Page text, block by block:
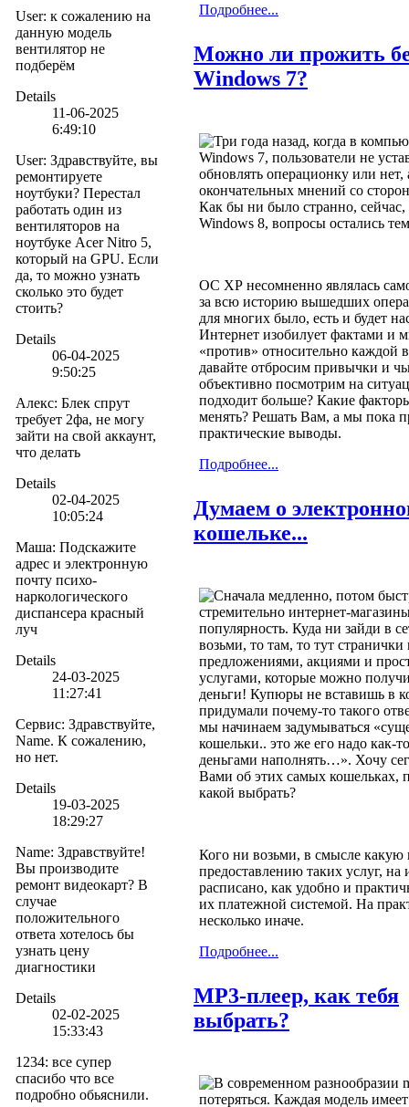
User: к сожалению на
данную модель
вентилятор не
подберём
Details
11-06-2025
6:49:10
User: Здравствуйте, вы
ремонтируете
ноутбуки? Перестал
работать один из
вентиляторов на
ноутбуке Acer Nitro 5,
который на GPU. Если
да, то можно узнать
сколько это будет
стоить?
Details
06-04-2025
9:50:25
Алекс: Блек спрут
требует 2фа, не могу
зайти на свой аккаунт,
что делать
Details
02-04-2025
10:05:24
Маша: Подскажите
адрес и электронную
почту психо-
наркологического
диспансера красный
луч
Details
24-03-2025
11:27:41
Сервис: Здравствуйте,
Name. К сожалению,
но нет.
Details
19-03-2025
18:29:27
Name: Здравствуйте!
Вы производите
ремонт видеокарт? В
случае
положительного
ответа хотелось бы
узнать цену
диагностики
Details
02-02-2025
15:33:43
1234: все супер
спасибо что все
подробно обьяснили.
Подробнее...
Можно ли прожить
Windows 7?
Три года назад, когда в
Windows 7, пользователи не
обновлять операционку или
окончательных мнений со
Как бы ни было странно, сейчас,
Windows 8, вопросы остались
ОС ХР несомненно являлась
за всю историю вышедших
для многих было, есть и будет
Интернет изобилует фактами и
«против» относительно
давайте отбросим привычки и
объективно посмотрим на
подходит больше? Какие
менять? Решать Вам, а мы пока
практические выводы.
Подробнее...
Думаем о
кошельке...
Сначала медленно, потом
стремительно интернет-
популярность. Куда ни зайди в
возьми, то там, то тут странички
предложениями, акциями и
услугами, которые можно
деньги! Купюры не вставишь в
придумали почему-то такого
мы начинаем задумываться
кошельки.. это же его надо как-
деньгами наполнять…». Хочу
Вами об этих самых кошельках,
какой выбрать?
Кого ни возьми, в смысле
предоставлению таких услуг,
расписано, как удобно и
их платежной системой. На
несколько иначе.
Подробнее...
MP3-плеер, как тебя
выбрать?
В современном разнообразии
потеряться. Каждая модель